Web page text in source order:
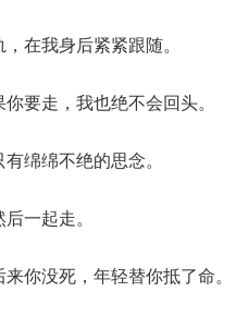
在我身后紧紧跟随。
要走，我也绝不会回头。
绵绵不绝的思念。
一起走。
你没死，年轻替你抵了命。